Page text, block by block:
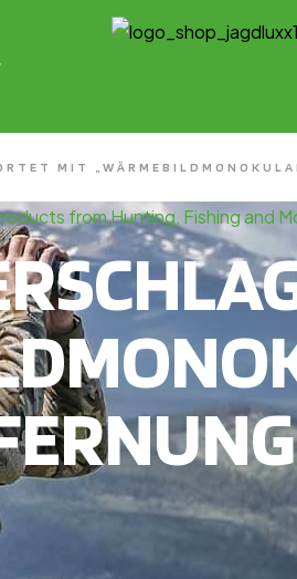
MIT
from Hunting, Fishing and